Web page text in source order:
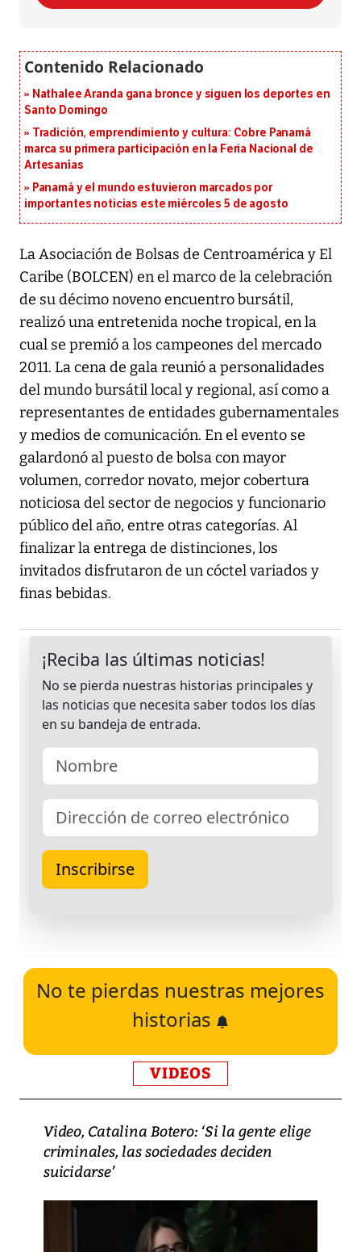
Nathalee Aranda gana bronce y siguen los deportes en
Santo Domingo
Tradición, emprendimiento y cultura: Cobre Panamá
marca su primera participación en la Feria Nacional de
Artesanías
Panamá y el mundo estuvieron marcados por
importantes noticias este miércoles 5 de agosto
La Asociación de Bolsas de Centroamérica y El
Caribe (BOLCEN) en el marco de la celebración
de su décimo noveno encuentro bursátil,
realizó una entretenida noche tropical, en la
cual se premió a los campeones del mercado
2011. La cena de gala reunió a personalidades
del mundo bursátil local y regional, así como a
representantes de entidades gubernamentales
y medios de comunicación. En el evento se
galardonó al puesto de bolsa con mayor
volumen, corredor novato, mejor cobertura
noticiosa del sector de negocios y funcionario
público del año, entre otras categorías. Al
finalizar la entrega de distinciones, los
invitados disfrutaron de un cóctel variados y
finas bebidas.
No te pierdas nuestras mejores
historias
VIDEOS
Video, Catalina Botero: ‘Si la gente elige
criminales, las sociedades deciden
suicidarse’